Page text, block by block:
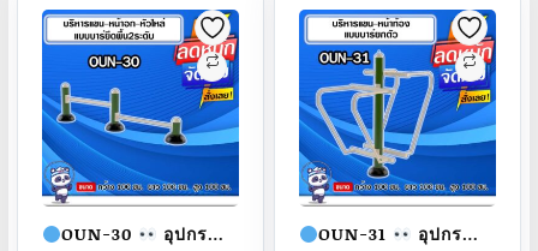
OUN-30 อุปกรณ์ OUN-31 อุปกรณ์